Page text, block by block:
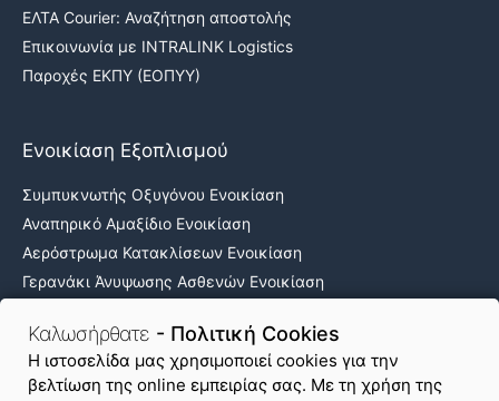
Καλωσήρθατε - Πολιτική Cookies
H ιστοσελίδα μας χρησιμοποιεί cookies για την
βελτίωση της online εμπειρίας σας. Με τη χρήση της
ΕΛΤΑ Courier: Αναζήτηση αποστολής
Επικοινωνία με INTRALINK Logistics
Παροχές ΕΚΠΥ (ΕΟΠΥΥ)
Ενοικίαση Εξοπλισμού
Συμπυκνωτής Οξυγόνου Ενοικίαση
Αναπηρικό Αμαξίδιο Ενοικίαση
Αερόστρωμα Κατακλίσεων Ενοικίαση
Γερανάκι Άνυψωσης Ασθενών Ενοικίαση